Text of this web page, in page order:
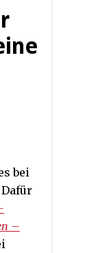
bei
–